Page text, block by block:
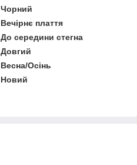
Чорний
Вечірнє плаття
До середини стегна
Довгий
Весна/Осінь
Новий